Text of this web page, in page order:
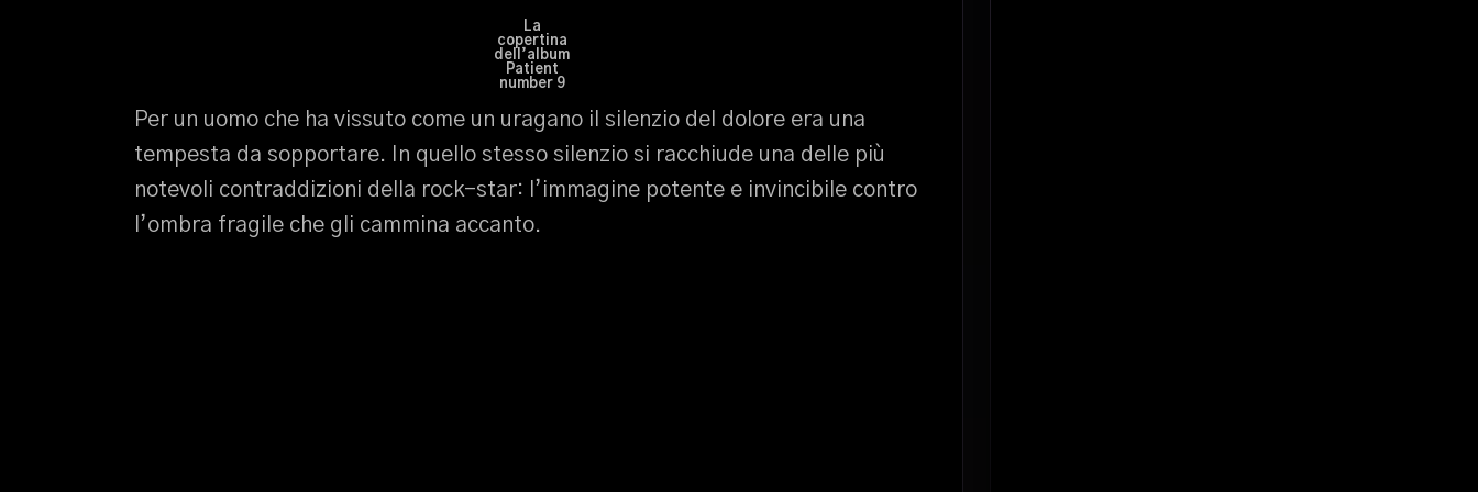
La
copertina
dell’album
Patient
number 9
Per un uomo che ha vissuto come un uragano il silenzio del dolore era una
tempesta da sopportare. In quello stesso silenzio si racchiude una delle più
notevoli contraddizioni della rock-star: l’immagine potente e invincibile contro
l’ombra fragile che gli cammina accanto.